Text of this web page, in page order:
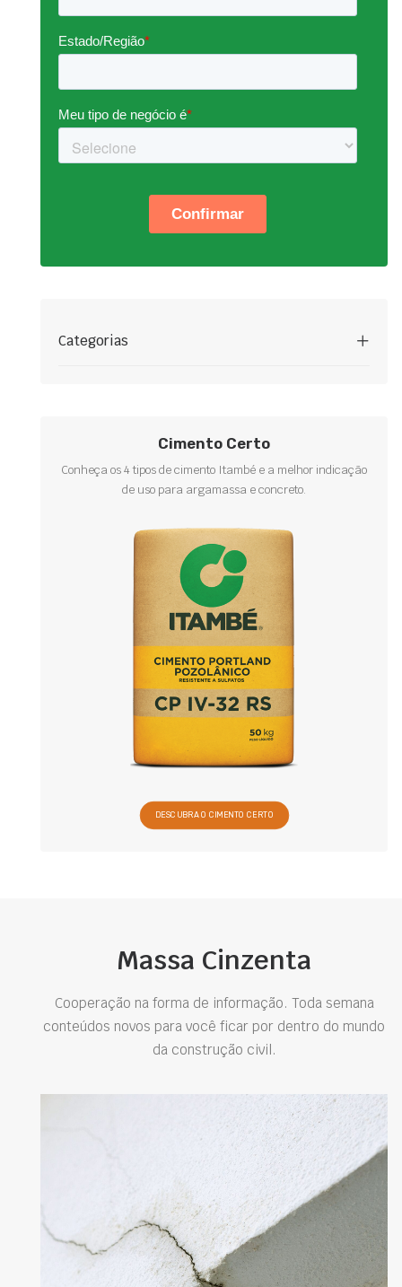
Categorias
Cimento Certo
Conheça os 4 tipos de cimento Itambé e a melhor indicação
de uso para argamassa e concreto.
DESCUBRA O CIMENTO CERTO
Massa Cinzenta
Cooperação na forma de informação. Toda semana
conteúdos novos para você ficar por dentro do mundo
da construção civil.